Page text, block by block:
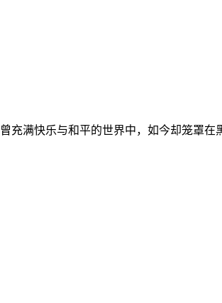
充满快乐与和平的世界中，如今却笼罩